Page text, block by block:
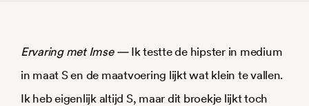
Ervaring met Imse —Ik testte de hipster in medium
in maat S en de maatvoering lijkt wat klein te vallen.
Ik heb eigenlijk altijd S, maar dit broekje lijkt toch